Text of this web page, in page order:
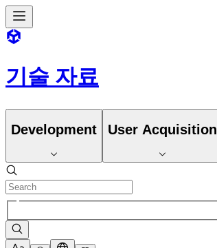
기술 자료
Development User Acquisition